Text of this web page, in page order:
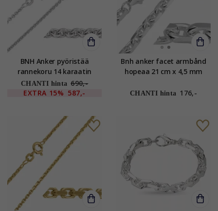
BNH Anker pyöristää
rannekoru 14 karaatin
valkokultaa 21 cm x 2,0 mm
CHANTI hinta 690,-
EXTRA 15% 587,-
Bnh anker facet armbånd
hopeaa 21 cm x 4,5 mm
CHANTI hinta 176,-